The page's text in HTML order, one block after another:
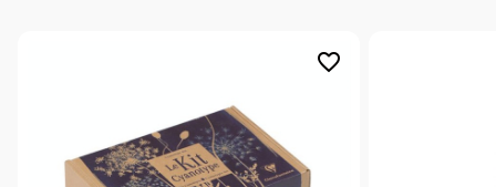
favorite_border